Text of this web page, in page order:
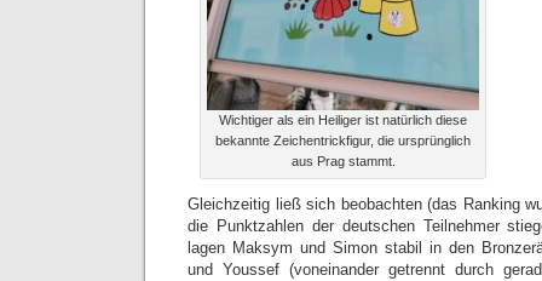
Wichtiger als ein Heiliger ist natürlich diese
bekannte Zeichentrickfigur, die ursprünglich
aus Prag stammt.
Gleichzeitig ließ sich beobachten (das Ranking
die Punktzahlen der deutschen Teilnehmer
lagen Maksym und Simon stabil in den
und Youssef (voneinander getrennt durch